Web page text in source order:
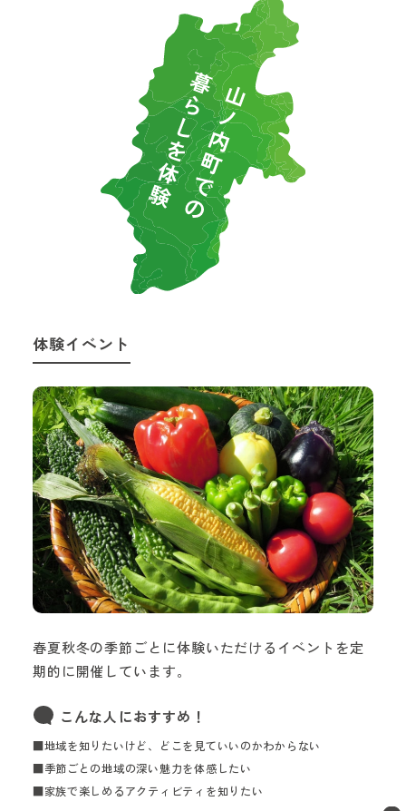
体験イベント
春夏秋冬の季節ごとに体験いただけるイベントを定
期的に開催しています。
こんな人におすすめ！
■地域を知りたいけど、どこを見ていいのかわからない
■季節ごとの地域の深い魅力を体感したい
■家族で楽しめるアクティビティを知りたい